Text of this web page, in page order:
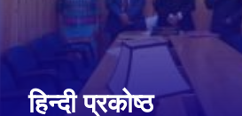
हिन्दी प्रकोष्ठ